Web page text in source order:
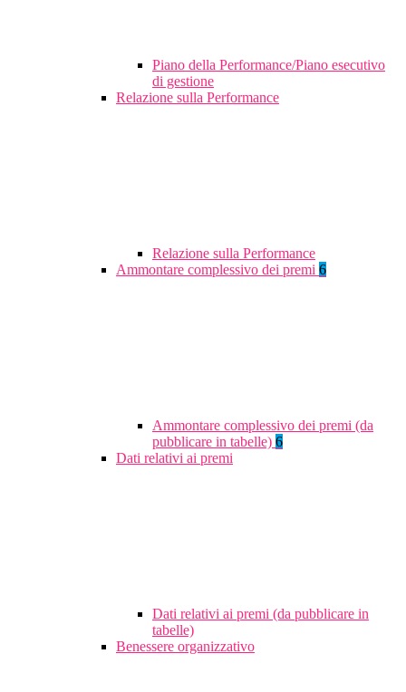
Piano della Performance/Piano esecutivo
di gestione
Relazione sulla Performance
Relazione sulla Performance
Ammontare complessivo dei premi 6
Ammontare complessivo dei premi (da
pubblicare in tabelle) 6
Dati relativi ai premi
Dati relativi ai premi (da pubblicare in
tabelle)
Benessere organizzativo